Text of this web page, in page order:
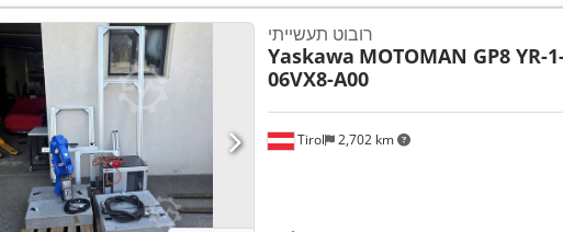
Tirol 2,702 km
רובוט תעשייתי
Yaskawa MOTOMAN GP8 YR-
06VX8-A00